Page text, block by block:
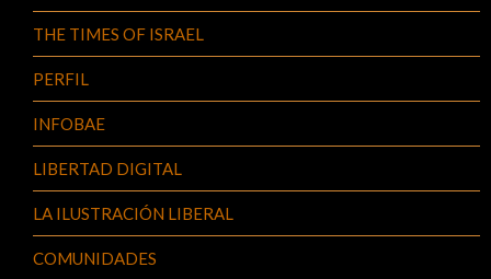
THE TIMES OF ISRAEL
PERFIL
INFOBAE
LIBERTAD DIGITAL
LA ILUSTRACIÓN LIBERAL
COMUNIDADES